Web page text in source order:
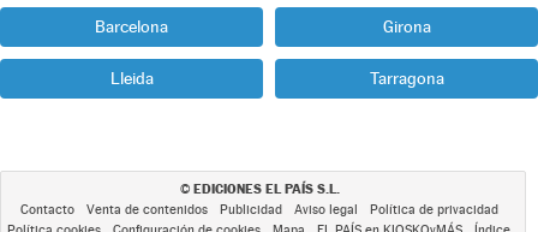
Barcelona Girona
Lleida Tarragona
© EDICIONES EL PAÍS S.L.
Contacto Venta de contenidos Publicidad Aviso legal
Política de privacidad